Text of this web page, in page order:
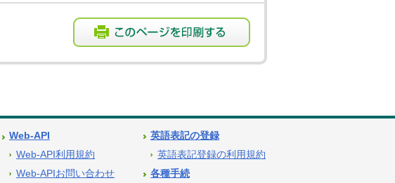
Web-API
Web-API利用規約
Web-APIお問い合わせ
英語表記の登録
英語表記登録の利用規約
各種手続